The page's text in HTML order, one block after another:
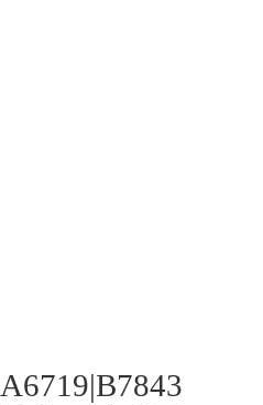
A6719|B7843